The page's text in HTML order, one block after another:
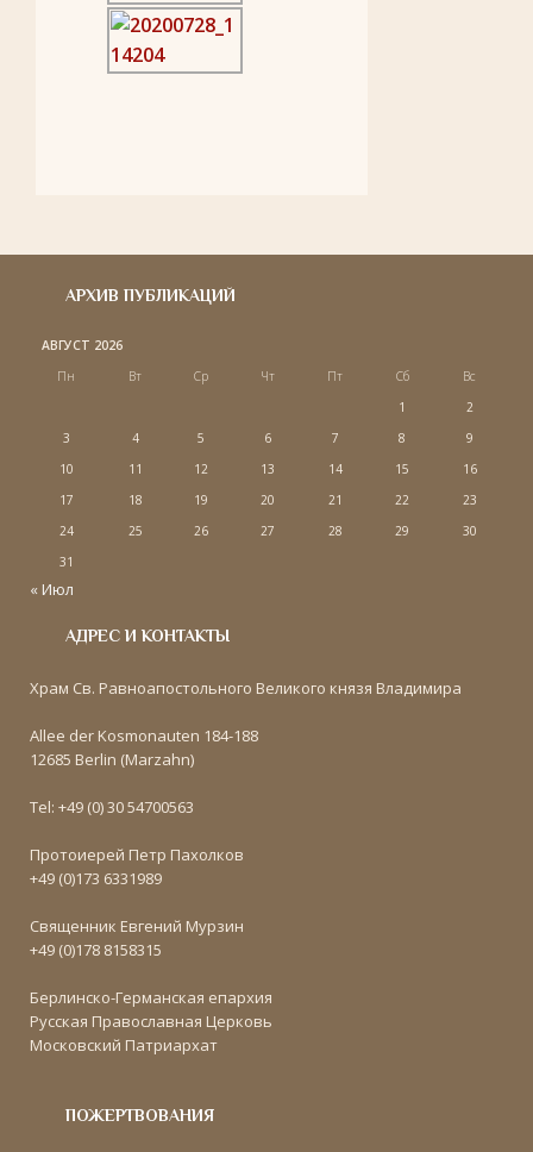
АРХИВ ПУБЛИКАЦИЙ
АВГУСТ 2026
Пн
Вт Ср Чт Пт Сб
Вс
1
2
3
4 5 6 7 8
9
10
11 12 13 14 15
16
17
18 19 20 21 22
23
24
25 26 27 28 29
30
31
« Июл
АДРЕС И КОНТАКТЫ
Храм Св. Равноапостольного Великого князя Владимира
Allee der Kosmonauten 184-188
12685 Berlin (Marzahn)
Tel: +49 (0) 30 54700563
Протоиерей Петр Пахолков
+49 (0)173 6331989
Священник Евгений Мурзин
+49 (0)178 8158315
Берлинско-Германская епархия
Русская Православная Церковь
Московский Патриархат
ПОЖЕРТВОВАНИЯ